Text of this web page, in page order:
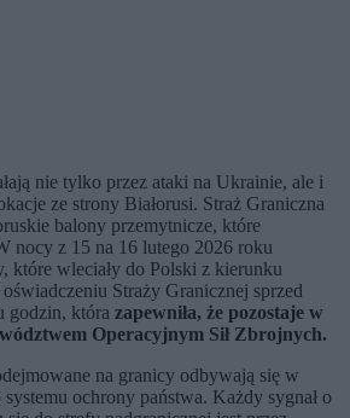
nie tylko przez ataki na Ukrainie, ale i
ze strony Białorusi. Straż Graniczna
balony przemytnicze, które
nocy z 15 na 16 lutego 2026 roku
które wleciały do Polski z kierunku
Straży Granicznej sprzed
godzin, która zapewniła, że pozostaje w
Operacyjnym Sił Zbrojnych.
na granicy odbywają się w
ochrony państwa. Każdy sygnał o